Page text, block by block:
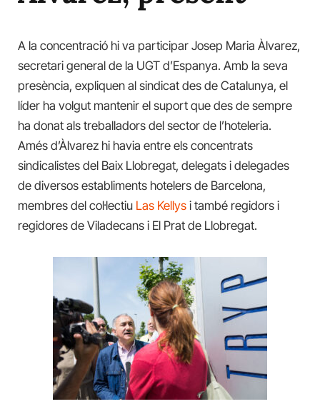
A la concentració hi va participar Josep Maria Àlvarez,
secretari general de la UGT d’Espanya. Amb la seva
presència, expliquen al sindicat des de Catalunya, el
líder ha volgut mantenir el suport que des de sempre
ha donat als treballadors del sector de l’hoteleria.
Amés d’Àlvarez hi havia entre els concentrats
sindicalistes del Baix Llobregat, delegats i delegades
de diversos establiments hotelers de Barcelona,
membres del col·lectiu Las Kellys i també regidors i
regidores de Viladecans i El Prat de Llobregat.